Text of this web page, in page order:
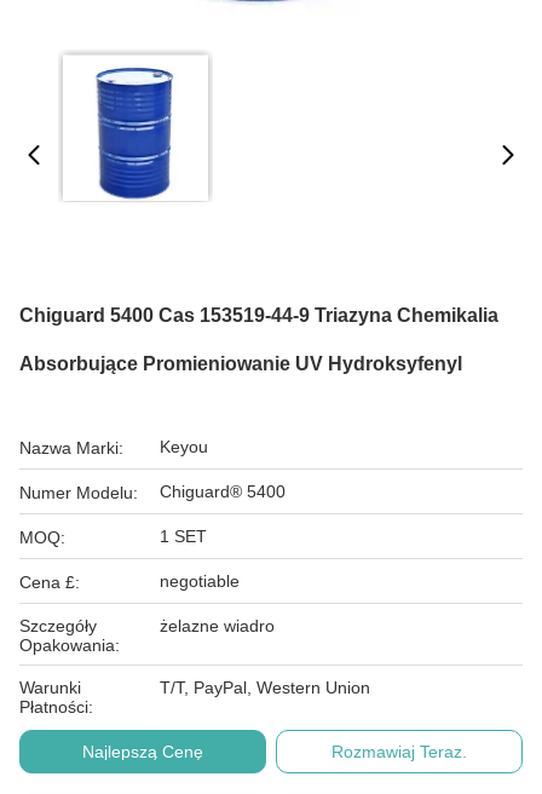
Chiguard 5400 Cas 153519-44-9 Triazyna Chemikalia
Absorbujące Promieniowanie UV Hydroksyfenyl
Nazwa Marki: Keyou
Numer Modelu: Chiguard® 5400
MOQ: 1 SET
Cena £: negotiable
Szczegóły
Opakowania:
żelazne wiadro
Warunki
Płatności:
T/T, PayPal, Western Union
Najlepszą Cenę Rozmawiaj Teraz.